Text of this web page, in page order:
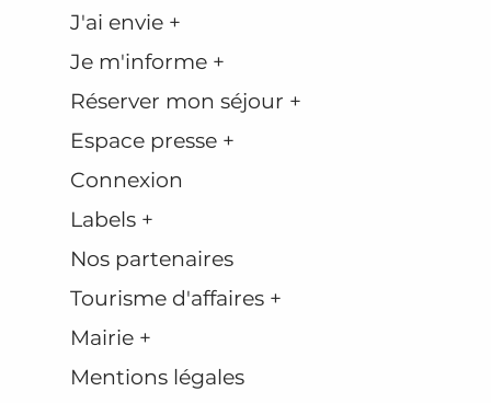
J'ai envie +
Je m'informe +
Réserver mon séjour +
Espace presse +
Connexion
Labels +
Nos partenaires
Tourisme d'affaires +
Mairie +
Mentions légales